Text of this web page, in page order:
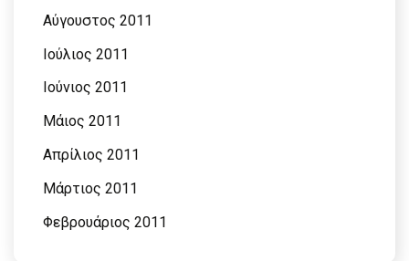
Αύγουστος 2011
Ιούλιος 2011
Ιούνιος 2011
Μάιος 2011
Απρίλιος 2011
Μάρτιος 2011
Φεβρουάριος 2011